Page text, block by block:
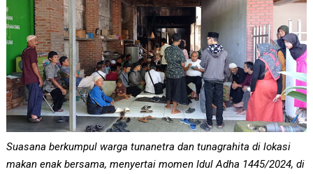
Suasana berkumpul warga tunanetra dan tunagrahita di lokasi
makan enak bersama, menyertai momen Idul Adha 1445/2024, di